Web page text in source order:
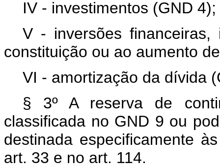
IV - investimentos (GND 4);
V - inversões
constituição ou ao aumento
VI - amortização da dívida
§ 3º A reserva de
classificada no GND 9 ou
destinada especificamente
art. 33 e no art. 114.